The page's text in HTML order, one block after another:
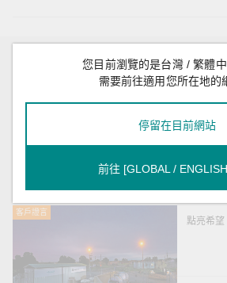
成為最佳
客戶證言
點亮希
您目前瀏覽的是台灣 / 繁體中
需要前往適用您所在地的
停留在目前網站
前往 [GLOBAL /